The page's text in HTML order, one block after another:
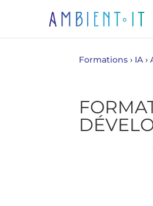
Formations › IA ›